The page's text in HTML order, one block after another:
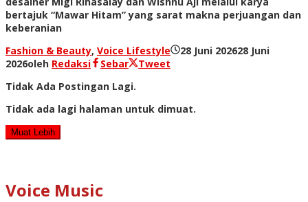
bertajuk “Mawar Hitam” yang sarat makna perjuangan dan
keberanian
Fashion & Beauty, Voice Lifestyle 28 Juni 202628 Juni
2026oleh Redaksi Sebar
Tweet
Tidak Ada Postingan Lagi.
Tidak ada lagi halaman untuk dimuat.
Muat Lebih
Voice Music